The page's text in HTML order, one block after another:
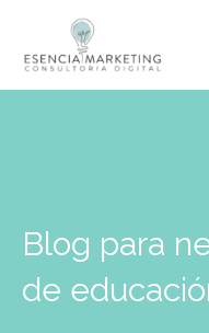
contenido
Blog para
de